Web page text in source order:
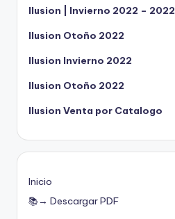
Ilusion | Invierno 2022 – 2022
Ilusion Otoño 2022
Ilusion Invierno 2022
Ilusion Otoño 2022
Ilusion Venta por Catalogo
Inicio
📚→ Descargar PDF